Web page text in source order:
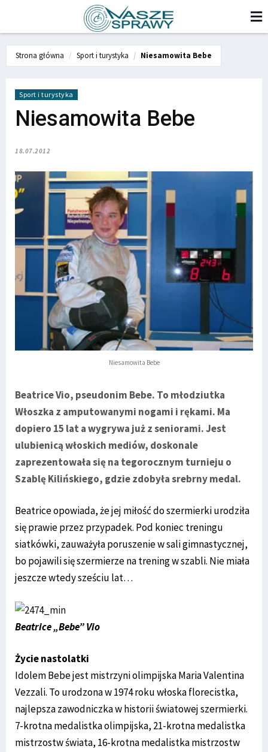
Strona główna Sport i turystyka Niesamowita Bebe
Sport i turystyka
Niesamowita Bebe
18.07.2012
Niesamowita Bebe
Beatrice Vio, pseudonim Bebe. To młodziutka
Włoszka z amputowanymi nogami i rękami. Ma
dopiero 15 lat a wygrywa już z seniorami. Jest
ulubienicą włoskich mediów, doskonale
zaprezentowała się na tegorocznym turnieju o
Szablę Kilińskiego, gdzie zdobyła srebrny medal.
Beatrice opowiada, że jej miłość do szermierki urodziła
się prawie przez przypadek. Pod koniec treningu
siatkówki, zauważyła poruszenie w sali gimnastycznej,
bo pojawili się szermierze na trening w szabli. Nie miała
jeszcze wtedy sześciu lat…
Beatrice „Bebe” Vio
Życie nastolatki
Idolem Bebe jest mistrzyni olimpijska Maria Valentina
Vezzali. To urodzona w 1974 roku włoska florecistka,
najlepsza zawodniczka w historii światowej szermierki.
7-krotna medalistka olimpijska, 21-krotna medalistka
mistrzostw świata, 16-krotna medalistka mistrzostw